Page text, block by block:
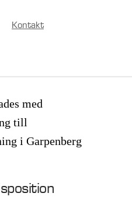
Kontakt
med
till
i Garpenberg